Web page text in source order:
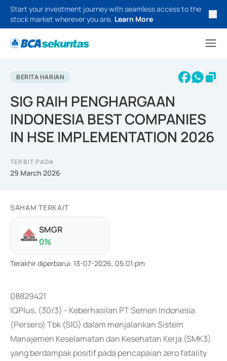
Start your investment journey with seamless access to the
stock market wherever you are. Learn More
BERITA HARIAN
SIG RAIH PENGHARGAAN
INDONESIA BEST COMPANIES
IN HSE IMPLEMENTATION 2026
TERBIT PADA
29 March 2026
SAHAM TERKAIT
SMGR
0%
Terakhir diperbarui: 13-07-2026, 05:01:pm
08829421
IQPlus, (30/3) - Keberhasilan PT Semen Indonesia
(Persero) Tbk (SIG) dalam menjalankan Sistem
Manajemen Keselamatan dan Kesehatan Kerja (SMK3)
yang berdampak positif pada pencapaian zero fatality